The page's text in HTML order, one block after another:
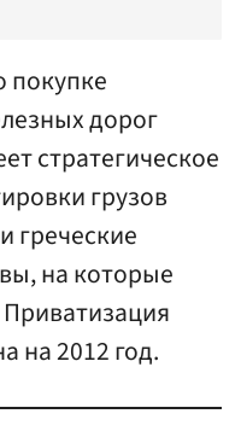
покупке
дорог
стратегическое
грузов
греческие
на которые
на 2012 год.